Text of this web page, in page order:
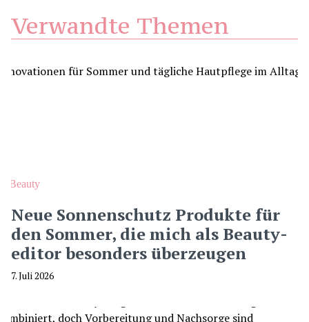
Verwandte Themen
Beauty
Neue Sonnenschutz Produkte für
den Sommer, die mich als Beauty-
editor besonders überzeugen
7. Juli 2026